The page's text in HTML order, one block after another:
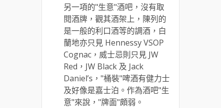
另一項的"生意"酒吧，沒有取
閱酒牌，觀其酒架上，陳列的
是一般的利口酒等的調酒，白
蘭地亦只見 Hennessy VSOP
Cognac，威士忌則只見 JW
Red，JW Black 及 Jack
Daniel’s，"桶裝"啤酒有健力士
及好像是嘉士泊。作為酒吧"生
意"來說，"牌面"頗弱。